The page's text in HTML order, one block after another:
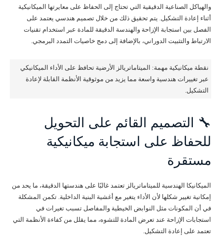
والهياكل الصناعية الدقيقية التي تحتاج إلى الحفاظ على معايرتها الميكانيكية
أثناء إعادة التشكيل. يتم تحقيق ذلك من خلال تصميم هندسي يعتمد على
الفصل بين استجابة الإزاحة والهندسة الدقيقة للمادة عبر استخدام تقنيات
الارتباط والتثبيت الدوراني، بالإضافة إلى دمج خاصيات التمدد البرمجي.
نقطة ميكانيكية مهمة: الميتاماتريالز الأرضية تحافظ على الأداء الميكانيكي
عبر تغييرات هندسية واسعة مما يزيد من موثوقية الأنظمة القابلة لإعادة
التشكيل.
🔧 التصميم القائم على التحويل
للحفاظ على استجابة ميكانيكية
مستقرة
الميكانيكا الهندسية للميتاماتريالز تعتمد غالبًا على هندستها الدقيقة، ما يحد من
إمكانية تغيير شكلها لأن الأداء يتغير مع أغشية البنية الداخلية. تكمن المشكلة
في أن المكونات مثل النوابض الخيطية والمفاصل تسبب تغيرات في
استجابات الإزاحة عند تعرض المادة للتشوه، مما يقلل من كفاءة الأنظمة التي
تعتمد على إعادة التشكيل.